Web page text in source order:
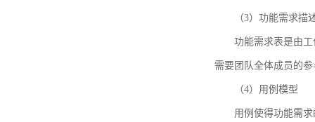
（3）功能需求描
功能需求表是由
需要团队全体成员的
（4）用例模型
用例使得功能需